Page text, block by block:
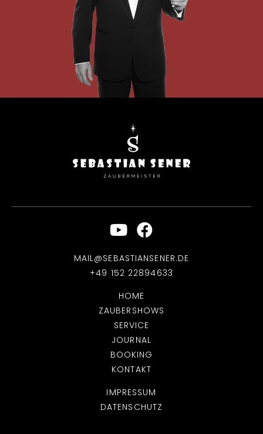
MAIL@SEBASTIANSENER.DE
+49 152 22894633
HOME
ZAUBERSHOWS
SERVICE
JOURNAL
BOOKING
KONTAKT
IMPRESSUM
DATENSCHUTZ